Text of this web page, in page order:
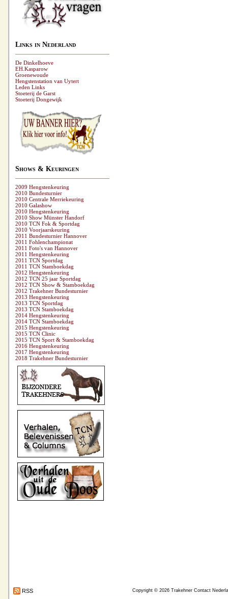
Links in Nederland
De Dinkelhoeve
EH.Kasparow
Groenewoude
Hengstenstation van Uytert
Leden Links
Stoeterij de Garst
Stoeterij Dongewijk
Shows & Keuringen
2009 Hengstenkeuring
2010 Bundesturnier
2010 Centrale Merriekeuring
2010 Galashow
2010 Hengstenkeuring
2010 Show Münster Handorf
2010 TCN Fok & Sportdag
2010 Voorjaarskeuring
2011 Bundesturnier Hannover
2011 Fohlenchampionat
2011 Foto's van Hannover
2011 Hengstenkeuring
2011 TCN Sportdag
2011 TCN Stamboekdag
2012 Hengstenkeuring
2012 TCN 25 jaar Sportdag
2012 TCN Show & Stamboekdag
2012 Trakehner Bundesturnier
2013 Hengstenkeuring
2013 TCN Sportdag
2013 TCN Stamboekdag
2014 Hengstenkeuring
2014 TCN Stamboekdag
2015 Hengstenkeuring
2015 TCN Clinic
2015 TCN Sport & Stamboekdag
2016 Hengstenkeuring
2017 Hengstenkeuring
2018 Trakehner Bundesturnier
Copyright © 2026 Trakehner Contact
RSS